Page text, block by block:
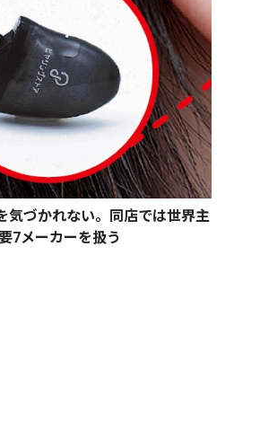
気づかれない。同店では世界主
要7メーカーを扱う